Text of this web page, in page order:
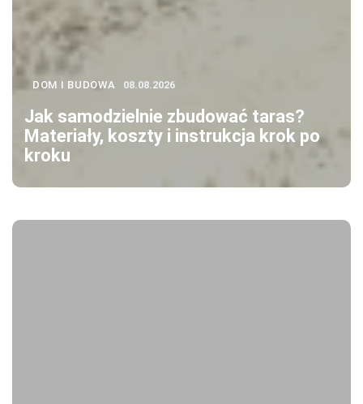
DOM I BUDOWA 08.08.2026
Jak samodzielnie zbudować taras?
Materiały, koszty i instrukcja krok po
kroku